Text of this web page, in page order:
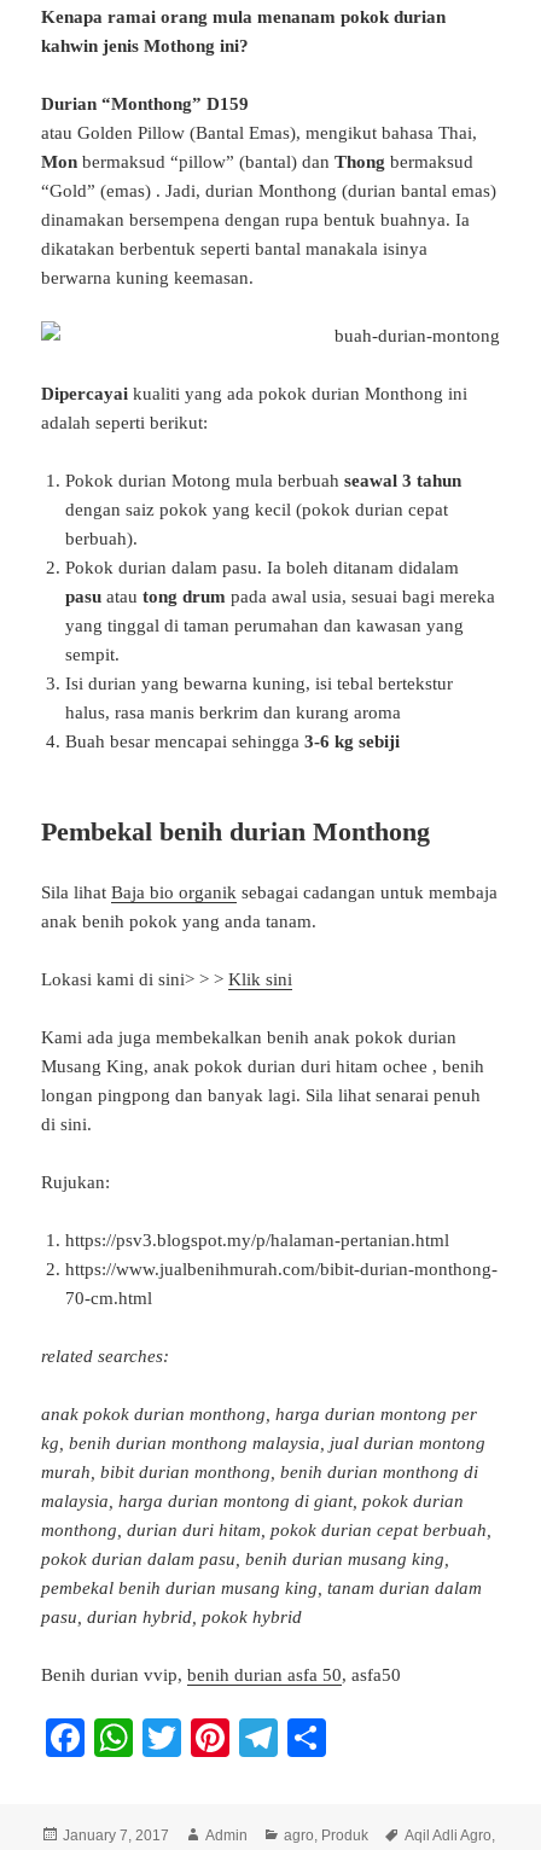
Kenapa ramai orang mula menanam pokok durian
kahwin jenis Mothong ini?
Durian “Monthong” D159
atau Golden Pillow (Bantal Emas), mengikut bahasa Thai,
Mon bermaksud “pillow” (bantal) danThong bermaksud
“Gold” (emas) . Jadi, durian Monthong (durian bantal emas)
dinamakan bersempena dengan rupa bentuk buahnya. Ia
dikatakan berbentuk seperti bantal manakala isinya
berwarna kuning keemasan.
Dipercayai kualiti yang ada pokok durian Monthong ini
adalah seperti berikut:
Pokok durian Motong mula berbuahseawal 3 tahun
dengan saiz pokok yang kecil (pokok durian cepat
berbuah).
Pokok durian dalam pasu. Ia boleh ditanam didalam
pasu atautong drum pada awal usia, sesuai bagi mereka
yang tinggal di taman perumahan dan kawasan yang
sempit.
Isi durian yang bewarna kuning, isi tebal bertekstur
halus, rasa manis berkrim dan kurang aroma
Buah besar mencapai sehingga3-6 kg sebiji
Pembekal benih durian Monthong
Sila lihatBaja bio organik sebagai cadangan untuk membaja
anak benih pokok yang anda tanam.
Lokasi kami di sini> > >Klik sini
Kami ada juga membekalkan benih anak pokok durian
Musang King, anak pokok durian duri hitam ochee , benih
longan pingpong dan banyak lagi. Sila lihat senarai penuh
di sini.
Rujukan:
https://psv3.blogspot.my/p/halaman-pertanian.html
https://www.jualbenihmurah.com/bibit-durian-monthong-
70-cm.html
related searches:
anak pokok durian monthong, harga durian montong per
kg, benih durian monthong malaysia, jual durian montong
murah, bibit durian monthong, benih durian monthong di
malaysia, harga durian montong di giant, pokok durian
monthong, durian duri hitam, pokok durian cepat berbuah,
pokok durian dalam pasu, benih durian musang king,
pembekal benih durian musang king, tanam durian dalam
pasu, durian hybrid, pokok hybrid
Benih durian vvip,benih durian asfa 50, asfa50
Fa W T
Pi
Te
Posted
January 7, 2017 Author
Admin Categories
agro, Produk Tags
Aqil Adli Agro,